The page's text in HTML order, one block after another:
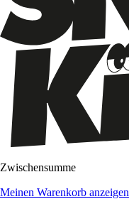
Zwischensumme
Meinen Warenkorb anzeigen